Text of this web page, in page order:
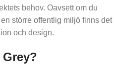
behov. Oavsett om du
större offentlig miljö finns det
och design.